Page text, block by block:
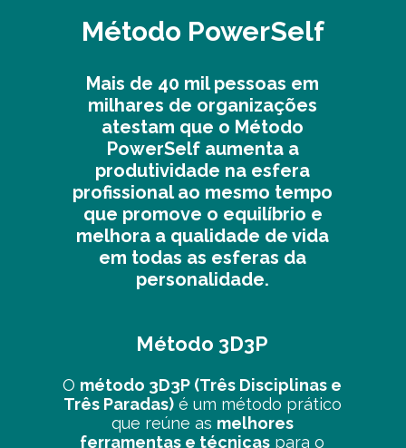
Método PowerSelf
Mais de 40 mil pessoas em
milhares de organizações
atestam que o Método
PowerSelf aumenta a
produtividade na esfera
profissional ao mesmo tempo
que promove o equilíbrio e
melhora a qualidade de vida
em todas as esferas da
personalidade.
O método 3D3P (Três Disciplinas e
Três Paradas)é um método prático
que reúne as melhores
ferramentas e técnicas para o
Método 3D3P